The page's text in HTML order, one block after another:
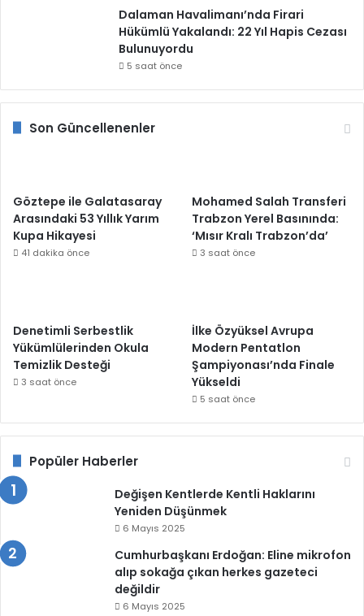
Dalaman Havalimanı’nda Firari
Hükümlü Yakalandı: 22 Yıl Hapis Cezası
Bulunuyordu
5 saat önce
Son Güncellenenler
Göztepe ile Galatasaray
Arasındaki 53 Yıllık Yarım
Kupa Hikayesi
41 dakika önce
Mohamed Salah Transferi
Trabzon Yerel Basınında:
‘Mısır Kralı Trabzon’da’
3 saat önce
Denetimli Serbestlik
Yükümlülerinden Okula
Temizlik Desteği
3 saat önce
İlke Özyüksel Avrupa
Modern Pentatlon
Şampiyonası’nda Finale
Yükseldi
5 saat önce
Popüler Haberler
Değişen Kentlerde Kentli Haklarını
Yeniden Düşünmek
6 Mayıs 2025
Cumhurbaşkanı Erdoğan: Eline mikrofon
alıp sokağa çıkan herkes gazeteci
değildir
6 Mayıs 2025